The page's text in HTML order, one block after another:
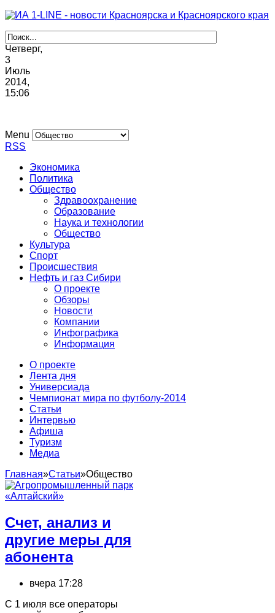
Четверг,
3
Июль
2014,
15:06
Menu
RSS
Экономика
Политика
Общество
Здравоохранение
Образование
Наука и технологии
Общество
Культура
Спорт
Происшествия
Нефть и газ Сибири
О проекте
Обзоры
Новости
Компании
Инфографика
Информация
О проекте
Лента дня
Универсиада
Чемпионат мира по футболу-2014
Статьи
Интервью
Афиша
Туризм
Медиа
Главная»Статьи»Общество
Счет, анализ и
другие меры для
абонента
вчера 17:28
С 1 июля все операторы